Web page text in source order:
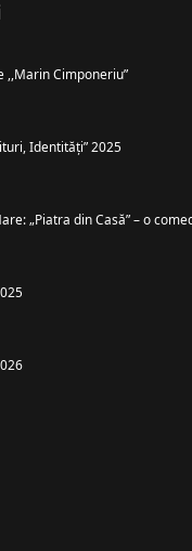
,,Marin Cimponeriu”
Identități” 2025
„Piatra din Casă” – o